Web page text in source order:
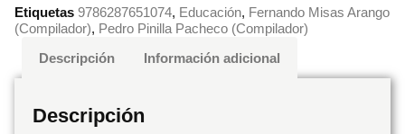
Etiquetas 9786287651074, Educación, Fernando Misas Arango
(Compilador), Pedro Pinilla Pacheco (Compilador)
Descripción
Información adicional
Descripción